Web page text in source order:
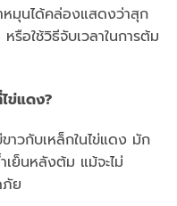
มุนได้คล่องแสดงว่าสุก
รือใช้วิธีจับเวลาในการต้ม
ข่แดง?
ขาวกับเหล็กในไข่แดง มัก
เย็นหลังต้ม แม้จะไม่
ภัย